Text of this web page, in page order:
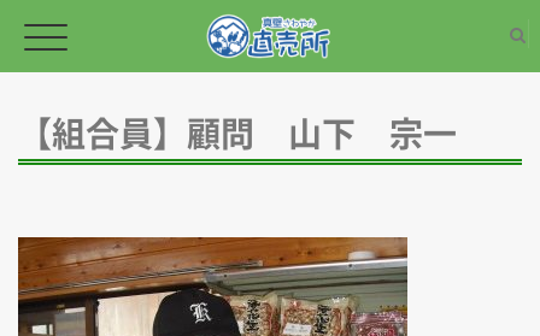
新鮮な野菜
【組合員】顧問 山下 宗一